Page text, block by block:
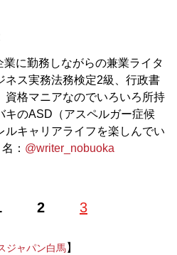
業に勤務しながらの兼業ライタ
ネス実務法務検定2級、行政書
資格マニアなのでいろいろ所持
キのASD（アスペルガー症候
ルキャリアライフを楽しんでい
： @writer_nobuoka
2 3
ジャパン白馬】